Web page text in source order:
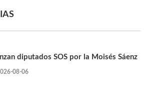
diputados SOS por la Moisés Sáenz
08-06